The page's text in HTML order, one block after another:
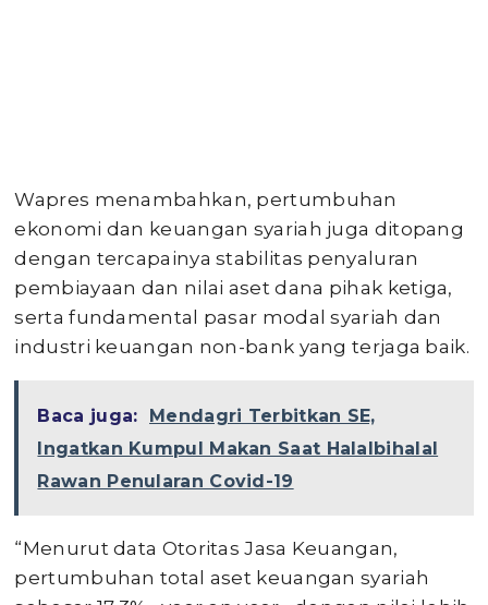
Wapres menambahkan, pertumbuhan
ekonomi dan keuangan syariah juga ditopang
dengan tercapainya stabilitas penyaluran
pembiayaan dan nilai aset dana pihak ketiga,
serta fundamental pasar modal syariah dan
industri keuangan non-bank yang terjaga baik.
Baca juga:
Mendagri Terbitkan SE,
Ingatkan Kumpul Makan Saat Halalbihalal
Rawan Penularan Covid-19
“Menurut data Otoritas Jasa Keuangan,
pertumbuhan total aset keuangan syariah